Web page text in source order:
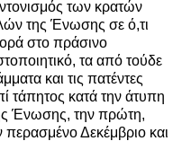
των κρατών
της Ένωσης σε ό,τι
στο πράσινο
τα από τούδε
και τις πατέντες
τάπητος κατά την άτυπη
Ένωσης, την πρώτη,
περασμένο Δεκέμβριο και